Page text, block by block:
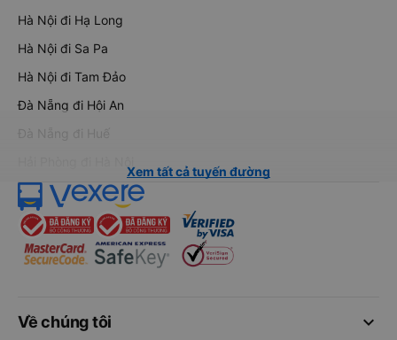
Hà Nội đi Hạ Long
Hà Nội đi Sa Pa
Hà Nội đi Tam Đảo
Đà Nẵng đi Hội An
Đà Nẵng đi Huế
Xem tất cả tuyến đường
keyboard_arrow_down
Về chúng tôi